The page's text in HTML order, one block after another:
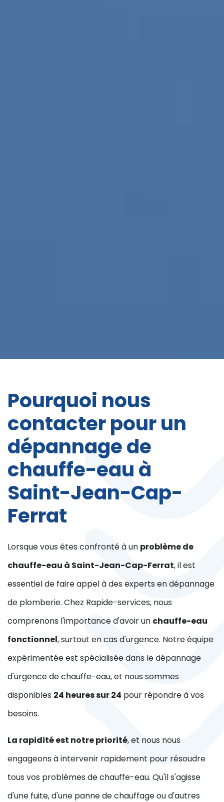
Pourquoi nous
contacter pour un
dépannage de
chauffe-eau à
Saint-Jean-Cap-
Ferrat
Lorsque vous êtes confronté à un problème de
chauffe-eau à Saint-Jean-Cap-Ferrat, il est
essentiel de faire appel à des experts en dépannage
de plomberie. Chez Rapide-services, nous
comprenons l'importance d'avoir un chauffe-eau
fonctionnel, surtout en cas d'urgence. Notre équipe
expérimentée est spécialisée dans le dépannage
d'urgence de chauffe-eau, et nous sommes
disponibles 24 heures sur 24 pour répondre à vos
besoins.
La rapidité est notre priorité, et nous nous
engageons à intervenir rapidement pour résoudre
tous vos problèmes de chauffe-eau. Qu'il s'agisse
d'une fuite, d'une panne de chauffage ou d'autres